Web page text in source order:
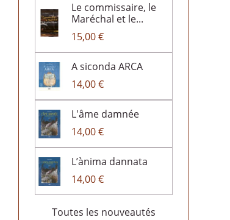
Le commissaire, le
Maréchal et le...
15,00 €
A siconda ARCA
14,00 €
L'âme damnée
14,00 €
L’ànima dannata
14,00 €
Toutes les nouveautés